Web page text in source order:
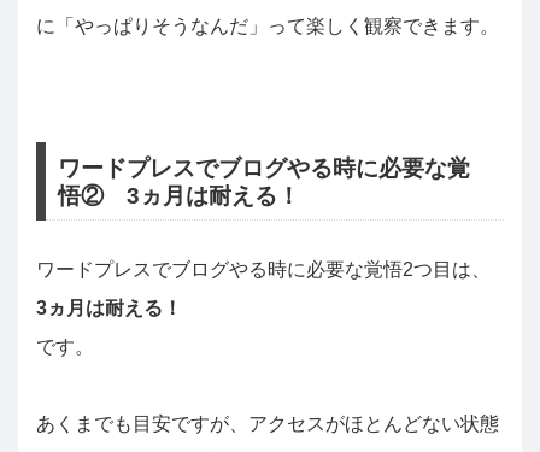
に「やっぱりそうなんだ」って楽しく観察できます。
ワードプレスでブログやる時に必要な覚
悟② 3ヵ月は耐える！
ワードプレスでブログやる時に必要な覚悟2つ目は、
3ヵ月は耐える！
です。
あくまでも目安ですが、アクセスがほとんどない状態